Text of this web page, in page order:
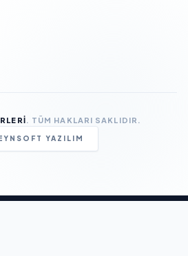
. TÜM HAKLARI SAKLIDIR.
YAZILIM